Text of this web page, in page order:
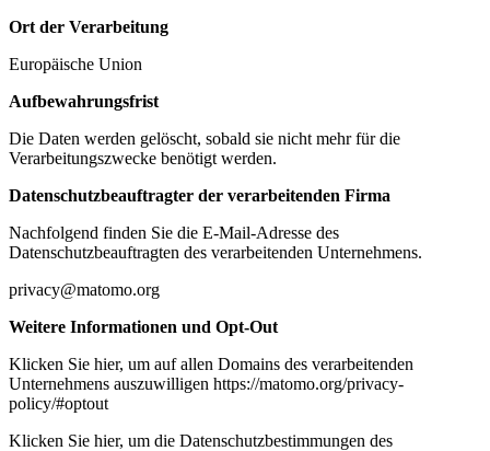
Ort der Verarbeitung
Europäische Union
Aufbewahrungsfrist
Die Daten werden gelöscht, sobald sie nicht mehr für die
Verarbeitungszwecke benötigt werden.
Datenschutzbeauftragter der verarbeitenden Firma
Nachfolgend finden Sie die E-Mail-Adresse des
Datenschutzbeauftragten des verarbeitenden Unternehmens.
privacy@matomo.org
Weitere Informationen und Opt-Out
Klicken Sie hier, um auf allen Domains des verarbeitenden
Unternehmens auszuwilligen https://matomo.org/privacy-
policy/#optout
Klicken Sie hier, um die Datenschutzbestimmungen des